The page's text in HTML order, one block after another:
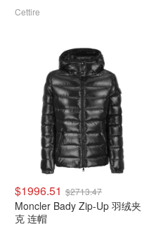
Cettire
$1996.51 $2713.47
Moncler Bady Zip-Up 羽绒夹
克 连帽